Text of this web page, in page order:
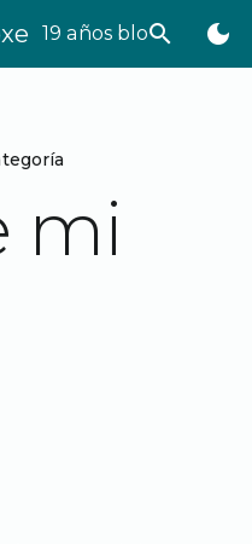
19 años bloggeando
search dark_mode
mi